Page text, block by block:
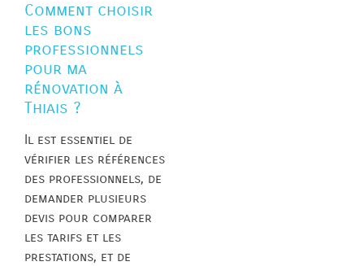
Comment choisir
les bons
professionnels
pour ma
rénovation à
Thiais ?
Il est essentiel de
vérifier les références
des professionnels, de
demander plusieurs
devis pour comparer
les tarifs et les
prestations, et de